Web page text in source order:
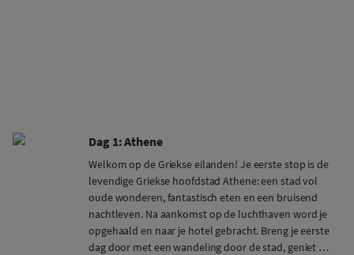
Dag 1: Athene
Welkom op de Griekse eilanden! Je eerste stop is de
levendige Griekse hoofdstad Athene: een stad vol
oude wonderen, fantastisch eten en een bruisend
nachtleven. Na aankomst op de luchthaven word je
opgehaald en naar je hotel gebracht. Breng je eerste
dag door met een wandeling door de stad, geniet …